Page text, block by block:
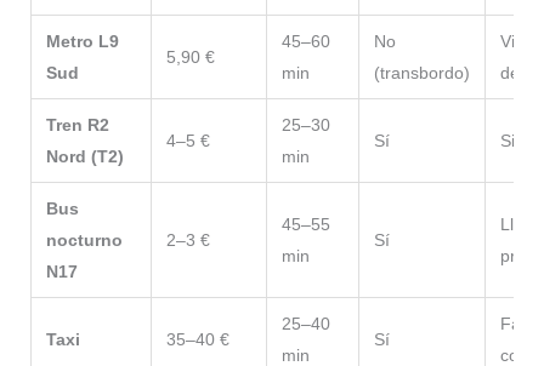
Metro L9
Sud
5,90 €
45–60
min
No
(transbordo)
del
Tren R2
Nord (T2)
4–5 €
25–30
min
Sí Si
Bus
nocturno
N17
2–3 €
45–55
min
Sí
Taxi 35–40 €
25–40
min
Sí